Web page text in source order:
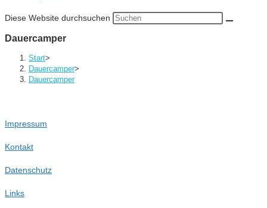
Diese Website durchsuchen
Dauercamper
Start>
Dauercamper>
Dauercamper
Impressum
Kontakt
Datenschutz
Links